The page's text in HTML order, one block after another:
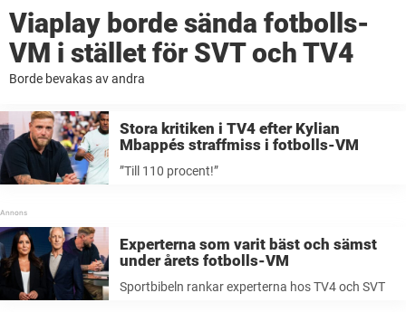
Viaplay borde sända fotbolls-
VM i stället för SVT och TV4
Borde bevakas av andra
Stora kritiken i TV4 efter Kylian
Mbappés straffmiss i fotbolls-VM
”Till 110 procent!”
Experterna som varit bäst och sämst
under årets fotbolls-VM
Sportbibeln rankar experterna hos TV4 och SVT